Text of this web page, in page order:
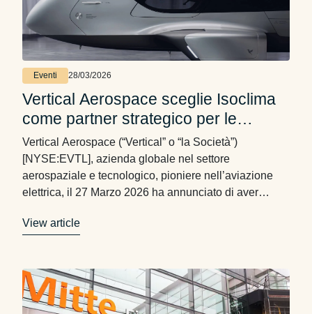
Eventi 28/03/2026
Vertical Aerospace sceglie Isoclima
come partner strategico per le
soluzioni trasparenti del Valo
Vertical Aerospace (“Vertical” o “la Società”)
[NYSE:EVTL], azienda globale nel settore
aerospaziale e tecnologico, pioniere nell’aviazione
elettrica, il 27 Marzo 2026 ha annunciato di aver
trasparenti ad alte prestazioni, come fornitore
trasparenze per il Valo. …
View article